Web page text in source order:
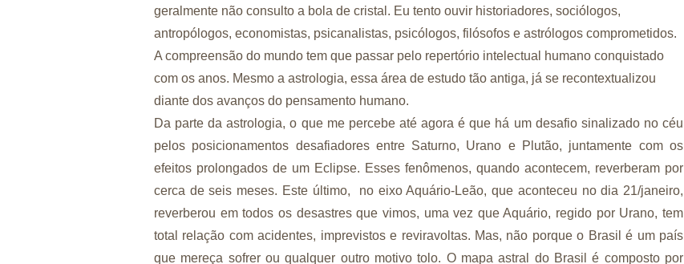
geralmente não consulto a bola de cristal. Eu tento ouvir historiadores, sociólogos,
antropólogos, economistas, psicanalistas, psicólogos, filósofos e astrólogos comprometidos.
A compreensão do mundo tem que passar pelo repertório intelectual humano conquistado
com os anos. Mesmo a astrologia, essa área de estudo tão antiga, já se recontextualizou
diante dos avanços do pensamento humano.
Da parte da astrologia, o que me percebe até agora é que há um desafio sinalizado no céu
pelos posicionamentos desafiadores entre Saturno, Urano e Plutão, juntamente com os
efeitos prolongados de um Eclipse. Esses fenômenos, quando acontecem, reverberam por
cerca de seis meses. Este último, no eixo Aquário-Leão, que aconteceu no dia 21/janeiro,
reverberou em todos os desastres que vimos, uma vez que Aquário, regido por Urano, tem
total relação com acidentes, imprevistos e reviravoltas. Mas, não porque o Brasil é um país
que mereça sofrer ou qualquer outro motivo tolo. O mapa astral do Brasil é composto por